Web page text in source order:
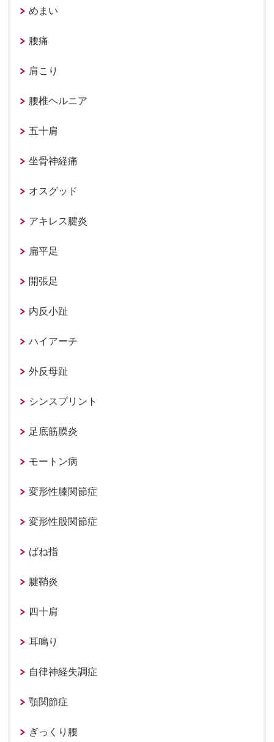
めまい
腰痛
肩こり
腰椎ヘルニア
五十肩
坐骨神経痛
オスグッド
アキレス腱炎
扁平足
開張足
内反小趾
ハイアーチ
外反母趾
シンスプリント
足底筋膜炎
モートン病
変形性膝関節症
変形性股関節症
ばね指
腱鞘炎
四十肩
耳鳴り
自律神経失調症
顎関節症
ぎっくり腰